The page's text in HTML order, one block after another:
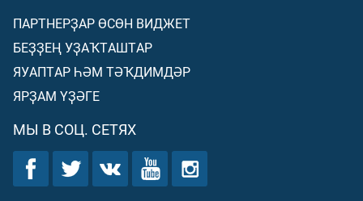
ПАРТНЕРҘАР ӨСӨН ВИДЖЕТ
БЕҘҘЕҢ УҘАҠТАШТАР
ЯУАПТАР ҺӘМ ТӘҠДИМДӘР
ЯРҘАМ ҮҘӘГЕ
МЫ В СОЦ. СЕТЯХ